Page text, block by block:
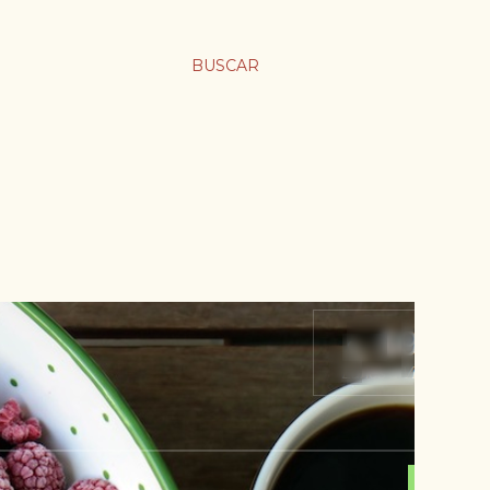
BUSCAR